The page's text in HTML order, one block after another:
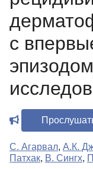
с
С. Агарвал, А.К.
Патхак, В. Сингх,